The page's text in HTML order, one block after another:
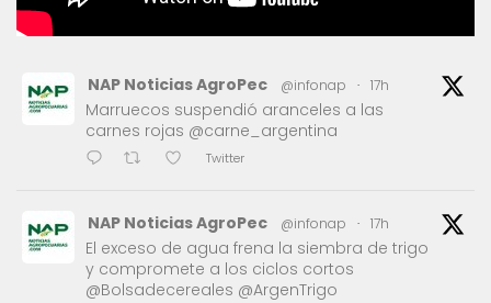
NAP Noticias AgroPec @infonap · 17h
Marruecos suspendió aranceles a las
carnes rojas @carne_argentina
Twitter
NAP Noticias AgroPec @infonap · 17h
El exceso de agua frena la siembra de trigo
y compromete a los ciclos cortos
@Bolsadecereales @ArgenTrigo